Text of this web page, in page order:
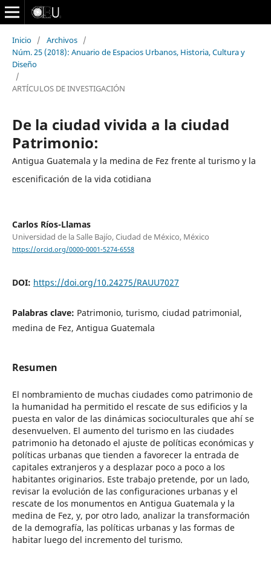
Inicio / Archivos /
Núm. 25 (2018): Anuario de Espacios Urbanos, Historia, Cultura y
Diseño
/
ARTÍCULOS DE INVESTIGACIÓN
De la ciudad vivida a la ciudad
Patrimonio:
Antigua Guatemala y la medina de Fez frente al turismo y la
escenificación de la vida cotidiana
Carlos Ríos-Llamas
Universidad de la Salle Bajío, Ciudad de México, México
https://orcid.org/0000-0001-5274-6558
DOI: https://doi.org/10.24275/RAUU7027
Palabras clave: Patrimonio, turismo, ciudad patrimonial,
medina de Fez, Antigua Guatemala
Resumen
El nombramiento de muchas ciudades como patrimonio de
la humanidad ha permitido el rescate de sus edificios y la
puesta en valor de las dinámicas socioculturales que ahí se
desenvuelven. El aumento del turismo en las ciudades
patrimonio ha detonado el ajuste de políticas económicas y
políticas urbanas que tienden a favorecer la entrada de
capitales extranjeros y a desplazar poco a poco a los
habitantes originarios. Este trabajo pretende, por un lado,
revisar la evolución de las configuraciones urbanas y el
rescate de los monumentos en Antigua Guatemala y la
medina de Fez, y, por otro lado, analizar la transformación
de la demografía, las políticas urbanas y las formas de
habitar luego del incremento del turismo.